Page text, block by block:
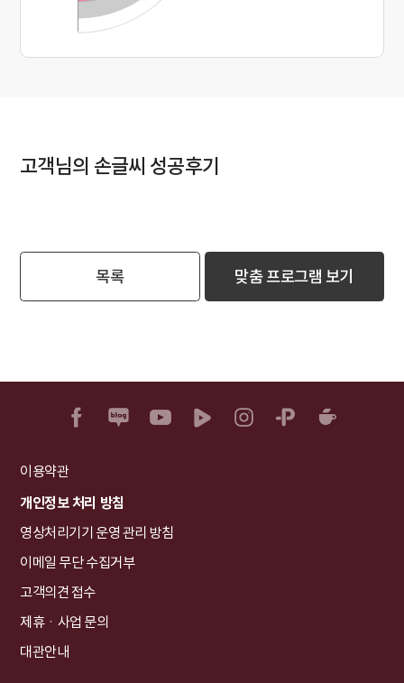
고객님의 손글씨 성공후기
목록 맞춤 프로그램 보기
이용약관
개인정보 처리 방침
영상처리기기 운영 관리 방침
이메일 무단 수집거부
고객의견 접수
제휴ㆍ사업 문의
대관안내